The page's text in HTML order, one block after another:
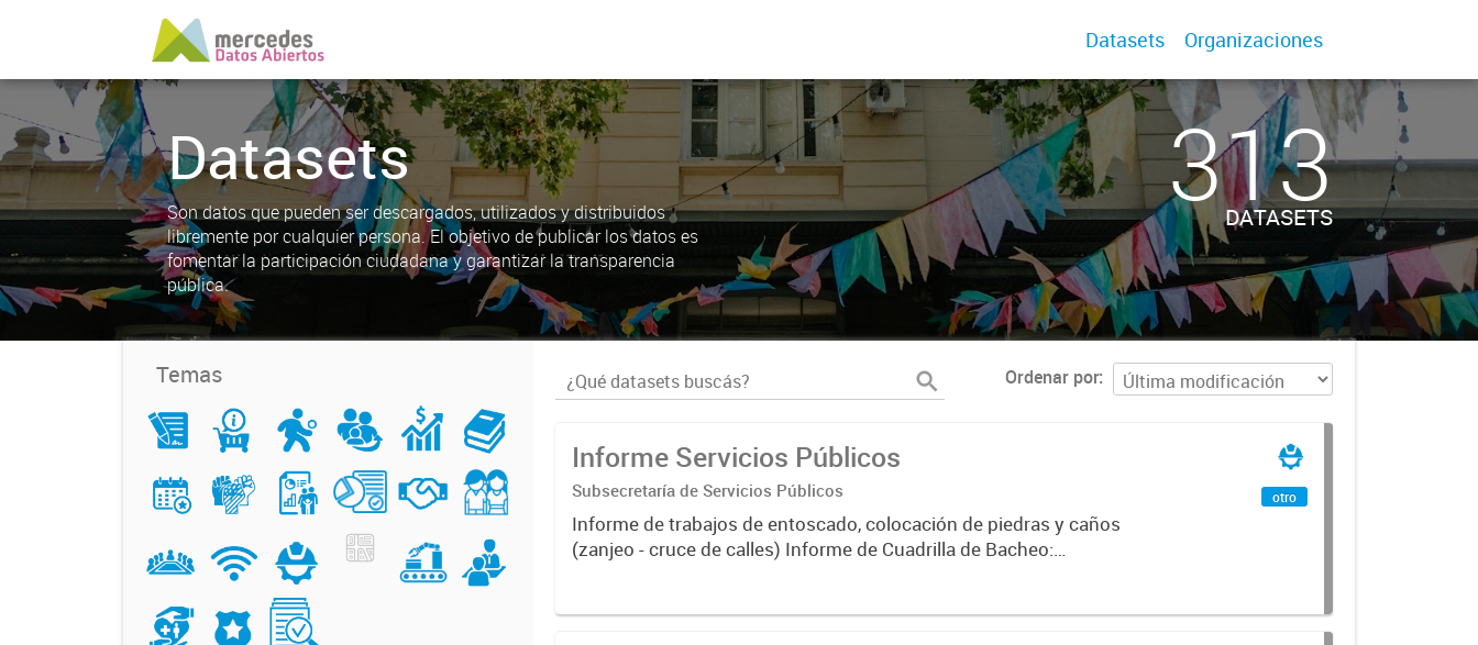
Datasets Organizaciones
Datasets
Son datos que pueden ser descargados, utilizados y distribuidos
libremente por cualquier persona. El objetivo de publicar los datos es
fomentar la participación ciudadana y garantizar la transparencia
pública.
313
DATASETS
Temas Ordenar por
Informe Servicios Públicos
Subsecretaría de Servicios Públicos
Informe de trabajos de entoscado, colocación de piedras y caños
(zanjeo - cruce de calles) Informe de Cuadrilla de Bacheo:
otro